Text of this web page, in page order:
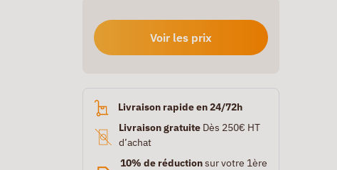
Voir les prix
Livraison rapide en 24/72h
Livraison gratuiteDès 250€ HT
d’achat
10% de réductionsur votre 1ère